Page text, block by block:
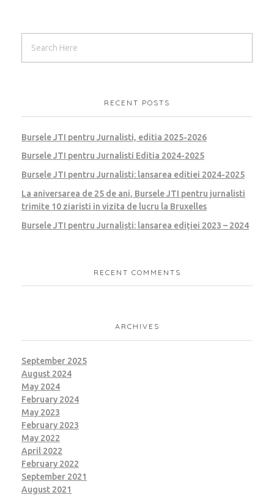
RECENT POSTS
Bursele JTI pentru Jurnalisti, editia 2025-2026
Bursele JTI pentru Jurnalisti Editia 2024-2025
Bursele JTI pentru Jurnalisti: lansarea editiei 2024-2025
La aniversarea de 25 de ani, Bursele JTI pentru jurnalisti
trimite 10 ziaristi in vizita de lucru la Bruxelles
Bursele JTI pentru Jurnaliști: lansarea ediției 2023 – 2024
RECENT COMMENTS
ARCHIVES
September 2025
August 2024
May 2024
February 2024
May 2023
February 2023
May 2022
April 2022
February 2022
September 2021
August 2021